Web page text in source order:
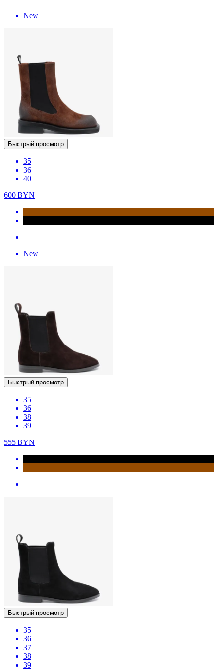
New
Быстрый просмотр
35
36
40
600 BYN
New
Быстрый просмотр
35
36
38
39
555 BYN
Быстрый просмотр
35
36
37
38
39